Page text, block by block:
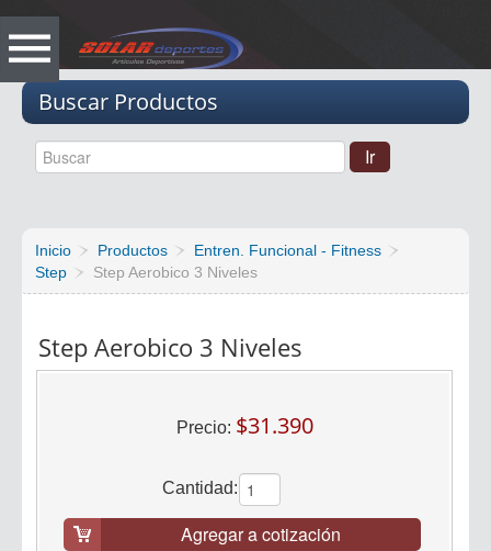
Buscar Productos
Inicio Productos
Entren. Funcional - Fitness
Step
Step Aerobico 3 Niveles
Step Aerobico 3 Niveles
Precio: $31.390
Cantidad:
Agregar a cotización